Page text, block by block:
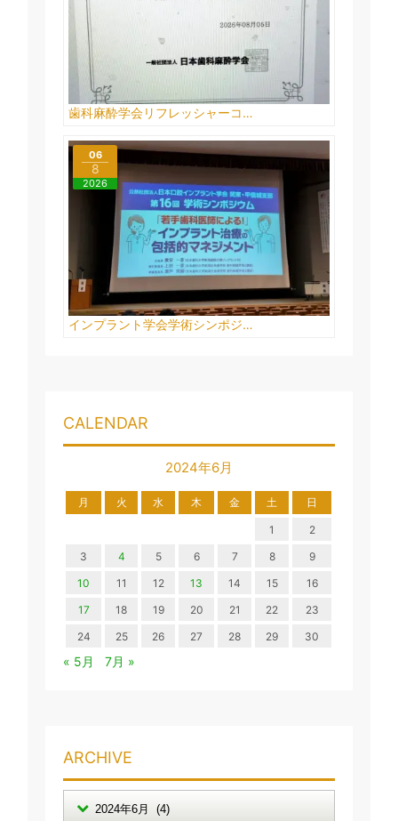
歯科麻酔学会リフレッシャーコ…
インプラント学会学術シンポジ…
06
8
2026
CALENDAR
2024年6月
月 火 水 木 金 土 日
1
2
3
4 5 6 7 8
9
10
11 12 13 14 15
16
17
18 19 20 21 22
23
24
25 26 27 28 29 30
« 5月 7月 »
ARCHIVE